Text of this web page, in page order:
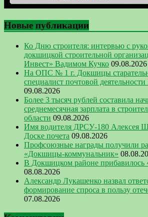
Новые публикации
Ко Дню строителя: интервью с
докшицкой строительной
Инвест» Вадимом Кучко 09.08.2026
На ОПС № 1 г. Докшицы
специалист почтовой
09.08.2026
Более 3 тысяч рублей составила
среднемесячная зарплата в
области 09.08.2026
Имя водителя ДРСУ-180 Алексея
Доске почета 09.08.2026
Профсоюзные награды получили
«Докшицы-коммунальник»
В Докшицком районе прибавилось
08.08.2026
Александр Лукашенко назвал
формирование спроса в пользу
07.08.2026